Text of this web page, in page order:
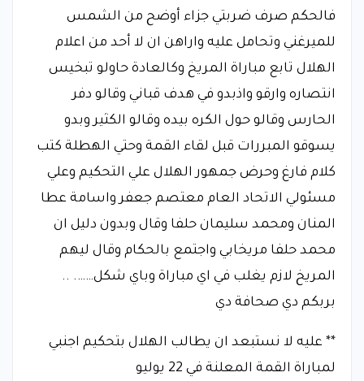
فالحكم صرف ضربتي جزاء أوضح من الشمس
للميرغني وتحامل عليه واراهن ان لا أحد من اعلام
الهلال تابع مباراة المريخ وكالعادة حاولو تبخيس
انتصاره وارقو واذبدو في هدف قباني وقالو دفر
الحارس وقالو حول الكره بيده وقالو الكثير وبدو
يسوقو المبررات قبل لقاء القمة وحتي الهطلة كتب
كلام فارغ وحرض جمهور الهلال علي التحكيم وعلي
مسئولي الاتحاد العام معتصم جعفر واسامة عطا
المنان ومحمد سليمان حلفا وقال وبدون دليل ان
محمد حلفا مريخابي واجتمع بالحكام وقال ليهم
المريخ لازم يغلب في اي مباراة وباي شكل……. ..
بربكم دي صحافة دي
** عليه لا نستبعد ان يطالب الهلال بتحكيم اجنبي
لمباراة القمة المعلنة في 22 يوليو